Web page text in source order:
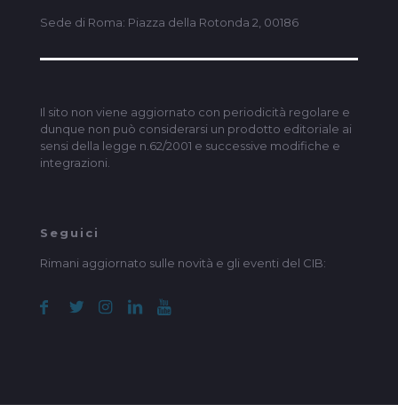
Sede di Roma: Piazza della Rotonda 2, 00186
Il sito non viene aggiornato con periodicità regolare e
dunque non può considerarsi un prodotto editoriale ai
sensi della legge n.62/2001 e successive modifiche e
integrazioni.
Seguici
Rimani aggiornato sulle novità e gli eventi del CIB: